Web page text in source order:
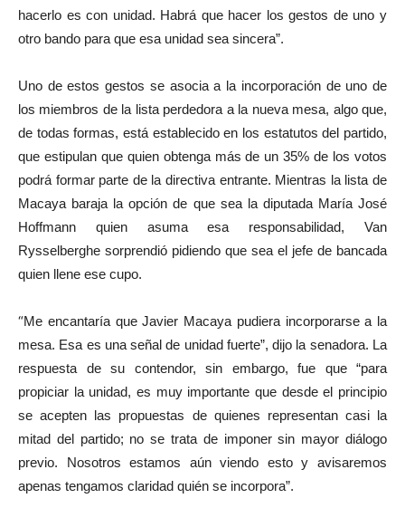
hacerlo es con unidad. Habrá que hacer los gestos de uno y
otro bando para que esa unidad sea sincera”.
Uno de estos gestos se asocia a la incorporación de uno de
los miembros de la lista perdedora a la nueva mesa, algo que,
de todas formas, está establecido en los estatutos del partido,
que estipulan que quien obtenga más de un 35% de los votos
podrá formar parte de la directiva entrante. Mientras la lista de
Macaya baraja la opción de que sea la diputada María José
Hoffmann quien asuma esa responsabilidad, Van
Rysselberghe sorprendió pidiendo que sea el jefe de bancada
quien llene ese cupo.
“Me encantaría que Javier Macaya pudiera incorporarse a la
mesa. Esa es una señal de unidad fuerte”, dijo la senadora. La
respuesta de su contendor, sin embargo, fue que “para
propiciar la unidad, es muy importante que desde el principio
se acepten las propuestas de quienes representan casi la
mitad del partido; no se trata de imponer sin mayor diálogo
previo. Nosotros estamos aún viendo esto y avisaremos
apenas tengamos claridad quién se incorpora”.